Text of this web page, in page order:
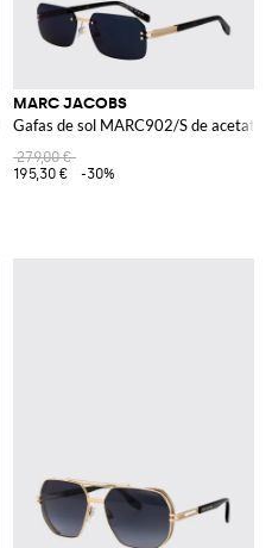
MARC JACOBS
Gafas de sol MARC902/S de acetato
279,00 €
195,30 €
-30%